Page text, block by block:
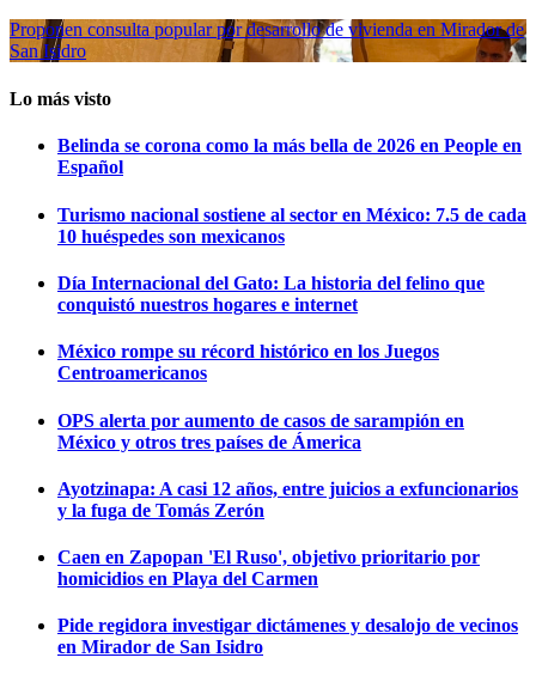
Proponen consulta popular por desarrollo de vivienda en Mirador de
San Isidro
Lo más visto
Belinda se corona como la más bella de 2026 en People en
Español
Turismo nacional sostiene al sector en México: 7.5 de cada
10 huéspedes son mexicanos
Día Internacional del Gato: La historia del felino que
conquistó nuestros hogares e internet
México rompe su récord histórico en los Juegos
Centroamericanos
OPS alerta por aumento de casos de sarampión en
México y otros tres países de Ámerica
Ayotzinapa: A casi 12 años, entre juicios a exfuncionarios
y la fuga de Tomás Zerón
Caen en Zapopan 'El Ruso', objetivo prioritario por
homicidios en Playa del Carmen
Pide regidora investigar dictámenes y desalojo de vecinos
en Mirador de San Isidro